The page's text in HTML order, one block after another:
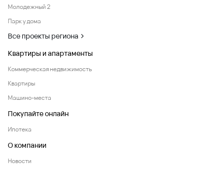
Молодежный 2
Парк у дома
Все проекты региона
Квартиры и апартаменты
Коммерческая недвижимость
Квартиры
Машино-места
Покупайте онлайн
Ипотека
О компании
Новости